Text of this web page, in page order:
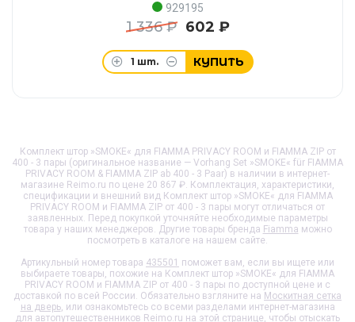
929195
1 336 ₽ 602 ₽
1 шт. КУПИТЬ
Комплект штор »SMOKE« для FIAMMA PRIVACY ROOM и FIAMMA ZIP от
400 - 3 пары (оригинальное название — Vorhang Set »SMOKE« für FIAMMA
PRIVACY ROOM & FIAMMA ZIP ab 400 - 3 Paar) в наличии в интернет-
магазине Reimo.ru по цене 20 867 ₽. Комплектация, характеристики,
спецификации и внешний вид Комплект штор »SMOKE« для FIAMMA
PRIVACY ROOM и FIAMMA ZIP от 400 - 3 пары могут отличаться от
заявленных. Перед покупкой уточняйте необходимые параметры
товара у наших менеджеров. Другие товары бренда Fiamma можно
посмотреть в каталоге на нашем сайте.
Артикульный номер товара 435501 поможет вам, если вы ищете или
выбираете товары, похожие на Комплект штор »SMOKE« для FIAMMA
PRIVACY ROOM и FIAMMA ZIP от 400 - 3 пары по доступной цене и с
доставкой по всей России. Обязательно взгляните на Москитная сетка
на дверь, или ознакомьтесь со всеми разделами интернет-магазина
для автопутешественников Reimo.ru на этой странице , чтобы отыскать